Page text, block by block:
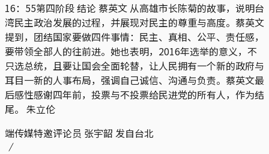
16：55第四阶段 结论 蔡英文 从高雄市长陈菊的故事，说明台
湾民主政治发展的过程，并展现对民主的尊重与高度。蔡英文
提到，团结国家要做四件事情：民主、真相、公平、责任感，
要带领全部人的往前进。她也表明，2016年选举的意义，不
只选总统，且要让国会全面轮替，让人民拥有一个新的政府与
耳目一新的人事布局，强调自己诚信、沟通与负责。蔡英文最
后感性感谢四年前，投票与不投票给民进党的所有人，作为结
尾。 朱立伦
端传媒特邀评论员 张宇韶 发自台北